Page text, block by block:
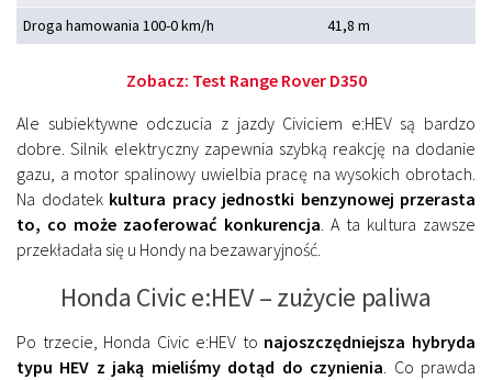
Droga hamowania 100-0 km/h 41,8 m
Zobacz: Test Range Rover D350
Ale subiektywne odczucia z jazdy Civiciem e:HEV są bardzo
dobre. Silnik elektryczny zapewnia szybką reakcję na dodanie
gazu, a motor spalinowy uwielbia pracę na wysokich obrotach.
Na dodatekkultura pracy jednostki benzynowej przerasta
to, co może zaoferować konkurencja. A ta kultura zawsze
przekładała się u Hondy na bezawaryjność.
Honda Civic e:HEV – zużycie paliwa
Po trzecie, Honda Civic e:HEV to najoszczędniejsza hybryda
typu HEV z jaką mieliśmy dotąd do czynienia. Co prawda